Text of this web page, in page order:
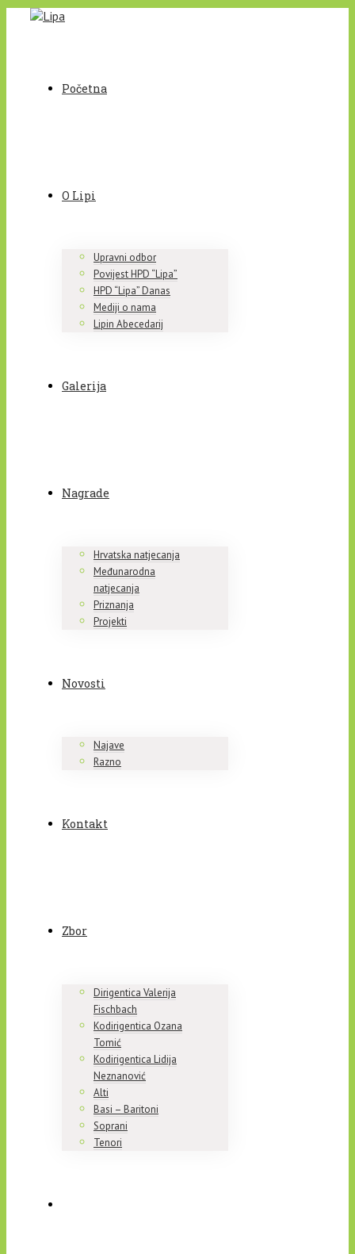
Početna
O Lipi
Upravni odbor
Povijest HPD “Lipa”
HPD “Lipa” Danas
Mediji o nama
Lipin Abecedarij
Galerija
Nagrade
Hrvatska natjecanja
Međunarodna
natjecanja
Priznanja
Projekti
Novosti
Najave
Razno
Kontakt
Zbor
Dirigentica Valerija
Fischbach
Kodirigentica Ozana
Tomić
Kodirigentica Lidija
Neznanović
Alti
Basi – Baritoni
Soprani
Tenori